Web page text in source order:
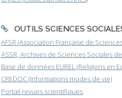
OUTILS SCIENCES
AFSR (Association Française de
ASSR, Archives de Sciences Sociales
Base de données EUREL (Religions en
CREDOC (Informations modes de vie)
Portail revues scientifiques